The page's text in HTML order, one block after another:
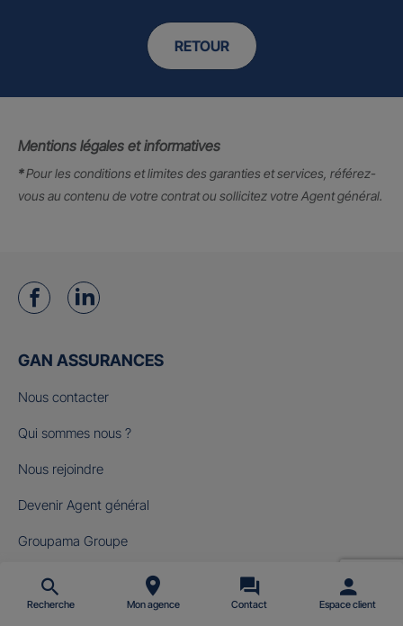
RETOUR
Mentions légales et informatives
*Pour les conditions et limites des garanties et services, référez-
vous au contenu de votre contrat ou sollicitez votre Agent général.
Recherche Mon agence Contact Espace client
GAN ASSURANCES
Nous contacter
Qui sommes nous ?
Nous rejoindre
Devenir Agent général
Groupama Groupe
Fondation Gan pour le Cinéma
NOS OFFRES